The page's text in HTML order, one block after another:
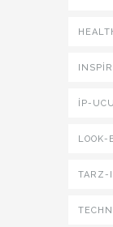
İP-
LOOK-
TARZ-I